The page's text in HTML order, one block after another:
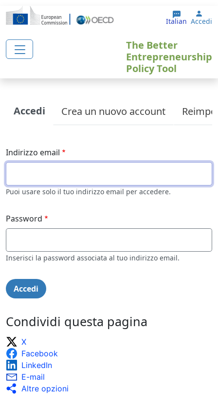
Salta al contenuto principale
Italian Accedi
The Better
Entrepreneurship
Policy Tool
Primary tabs
Accedi Crea un nuovo account
Indirizzo email
Puoi usare solo il tuo indirizzo email per accedere.
Password
Inserisci la password associata al tuo indirizzo email.
Condividi questa pagina
X
Facebook
LinkedIn
E-mail
Altre opzioni